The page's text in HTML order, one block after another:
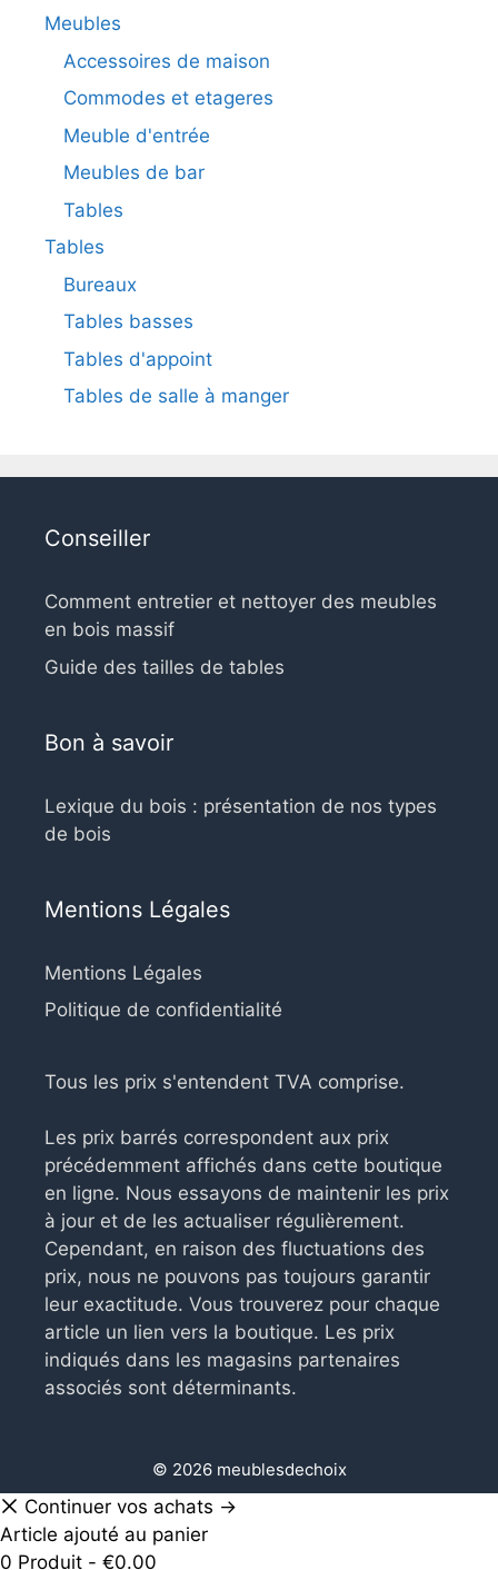
Meubles
Accessoires de maison
Commodes et etageres
Meuble d'entrée
Meubles de bar
Tables
Tables
Bureaux
Tables basses
Tables d'appoint
Tables de salle à manger
Conseiller
Comment entretier et nettoyer des meubles
en bois massif
Guide des tailles de tables
Bon à savoir
Lexique du bois : présentation de nos types
de bois
Mentions Légales
Mentions Légales
Politique de confidentialité
Tous les prix s'entendent TVA comprise.
Les prix barrés correspondent aux prix
précédemment affichés dans cette boutique
en ligne. Nous essayons de maintenir les prix
à jour et de les actualiser régulièrement.
Cependant, en raison des fluctuations des
prix, nous ne pouvons pas toujours garantir
leur exactitude. Vous trouverez pour chaque
article un lien vers la boutique. Les prix
indiqués dans les magasins partenaires
associés sont déterminants.
© 2026 meublesdechoix
Continuer vos achats →
Article ajouté au panier
0 Produit - €0.00